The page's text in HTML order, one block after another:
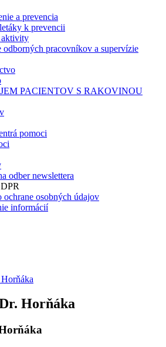
a prevencia
k prevencii
aktivity
odborných pracovníkov a supervízie
PACIENTOV S RAKOVINOU
pomoci
odber newslettera
ochrane osobných údajov
informácií
Horňáka